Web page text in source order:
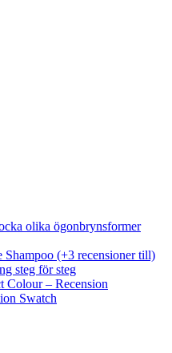
olika ögonbrynsformer
Shampoo (+3 recensioner till)
steg för steg
Colour – Recension
Swatch